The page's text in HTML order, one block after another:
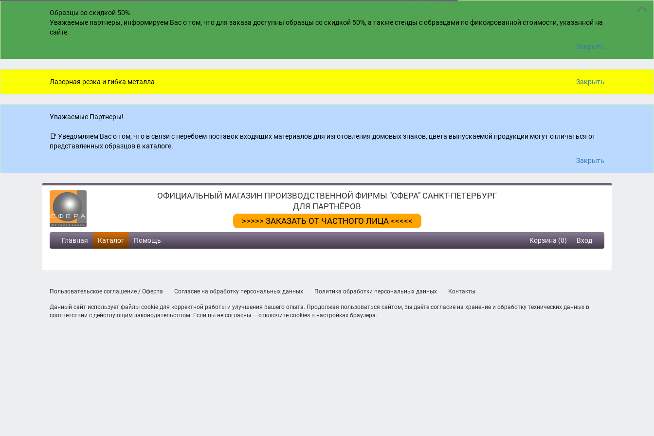
Образцы со скидкой 50%
Уважаемые партнеры, информируем Вас о том, что для заказа доступны образцы со скидкой 50%, а также стенды с образцами по фиксированной стоимости, указанной на
сайте.
Закрыть
Лазерная резка и гибка металла Закрыть
Уважаемые Партнеры!
📑 Уведомляем Вас о том, что в связи с перебоем поставок входящих материалов для изготовления домовых знаков, цвета выпускаемой продукции могут отличаться от
представленных образцов в каталоге.
Закрыть
ОФИЦИАЛЬНЫЙ МАГАЗИН ПРОИЗВОДСТВЕННОЙ ФИРМЫ "СФЕРА" САНКТ-ПЕТЕРБУРГ
ДЛЯ ПАРТНЁРОВ
>>>>> ЗАКАЗАТЬ ОТ ЧАСТНОГО ЛИЦА <<<<<
Главная Каталог Помощь Корзина (0) Вход
Пользовательское соглашение / Оферта Согласие на обработку персональных данных Политика обработки персональных данных Контакты
Данный сайт использует файлы cookie для корректной работы и улучшения вашего опыта. Продолжая пользоваться сайтом, вы даёте согласие на хранение и обработку технических данных в
соответствии с действующим законодательством. Если вы не согласны — отключите cookies в настройках браузера.